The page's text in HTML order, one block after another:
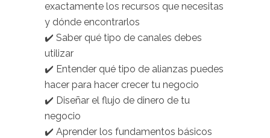
exactamente los recursos que necesitas
y dónde encontrarlos
✔️ Saber qué tipo de canales debes
utilizar
✔️ Entender qué tipo de alianzas puedes
hacer para hacer crecer tu negocio
✔️ Diseñar el flujo de dinero de tu
negocio
✔️ Aprender los fundamentos básicos